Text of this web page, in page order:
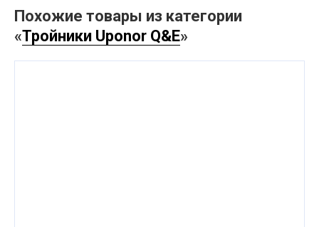
Похожие товары из категории
«Тройники Uponor Q&E»